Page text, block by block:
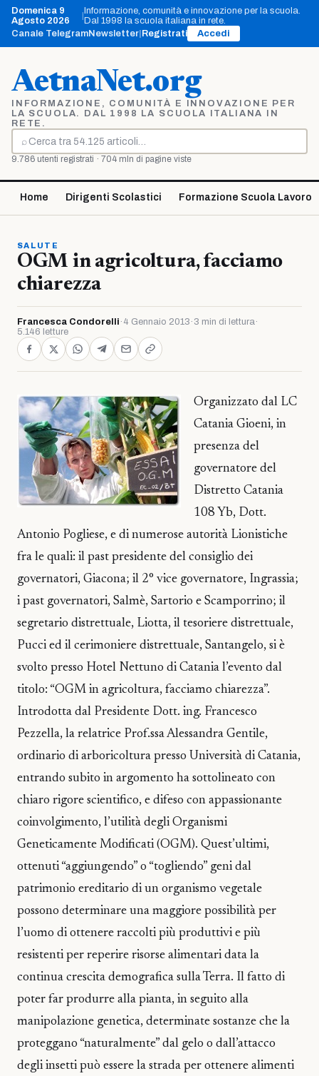
Vai
contenuto
Domenica 9
Agosto 2026
|Informazione, comunità e innovazione per la scuola.
Dal 1998 la scuola italiana in rete.
Canale TelegramNewsletter Registrati Accedi
AetnaNet.org
INFORMAZIONE, COMUNITÀ E INNOVAZIONE PER
LA SCUOLA. DAL 1998 LA SCUOLA ITALIANA IN
RETE.
⌕
Cerca
9.786 utenti registrati · 704 mln di pagine viste
Home Dirigenti Scolastici Formazione Scuola Lavoro
SALUTE
OGM in agricoltura, facciamo
chiarezza
Francesca Condorelli · 4 Gennaio 2013 · 3 min di lettura·
5.146 letture
Organizzato dal LC
Catania Gioeni, in
presenza del
governatore del
Distretto Catania
108 Yb, Dott.
Antonio Pogliese, e di numerose autorità Lionistiche
fra le quali: il past presidente del consiglio dei
governatori, Giacona; il 2° vice governatore, Ingrassia;
i past governatori, Salmè, Sartorio e Scamporrino; il
segretario distrettuale, Liotta, il tesoriere distrettuale,
Pucci ed il cerimoniere distrettuale, Santangelo, si è
svolto presso Hotel Nettuno di Catania l’evento dal
titolo: “OGM in agricoltura, facciamo chiarezza”.
Introdotta dal Presidente Dott. ing. Francesco
Pezzella, la relatrice Prof.ssa Alessandra Gentile,
ordinario di arboricoltura presso Università di Catania,
entrando subito in argomento ha sottolineato con
chiaro rigore scientifico, e difeso con appassionante
coinvolgimento, l’utilità degli Organismi
Geneticamente Modificati (OGM). Quest’ultimi,
ottenuti “aggiungendo” o “togliendo” geni dal
patrimonio ereditario di un organismo vegetale
possono determinare una maggiore possibilità per
l’uomo di ottenere raccolti più produttivi e più
resistenti per reperire risorse alimentari data la
continua crescita demografica sulla Terra. Il fatto di
poter far produrre alla pianta, in seguito alla
manipolazione genetica, determinate sostanze che la
proteggano “naturalmente” dal gelo o dall’attacco
degli insetti può essere la strada per ottenere alimenti